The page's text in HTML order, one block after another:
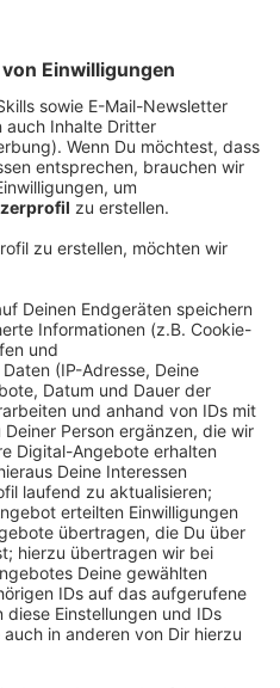
12:45
und Fake News
heute vor allem in den
Gerade dort sei es immer
und falschen
In den Schulen
geschaffen werden,
es. So würde
gestärkt werden.